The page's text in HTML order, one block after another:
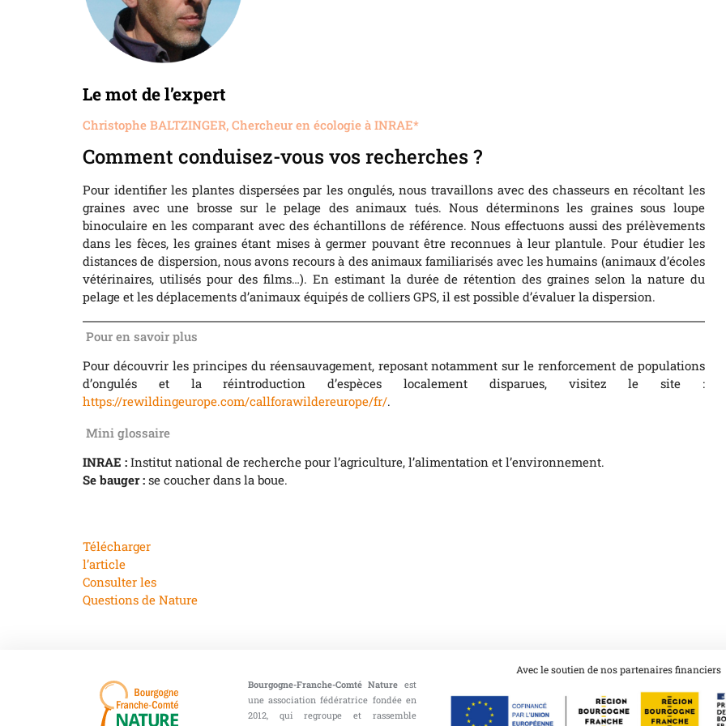
Le mot de l’expert
Christophe BALTZINGER, Chercheur en écologie à INRAE*
Comment conduisez-vous vos recherches ?
Pour identifier les plantes dispersées par les ongulés, nous travaillons avec des chasseurs en récoltant les
graines avec une brosse sur le pelage des animaux tués. Nous déterminons les graines sous loupe
binoculaire en les comparant avec des échantillons de référence. Nous effectuons aussi des prélèvements
dans les fèces, les graines étant mises à germer pouvant être reconnues à leur plantule. Pour étudier les
distances de dispersion, nous avons recours à des animaux familiarisés avec les humains (animaux d’écoles
vétérinaires, utilisés pour des films…). En estimant la durée de rétention des graines selon la nature du
pelage et les déplacements d’animaux équipés de colliers GPS, il est possible d’évaluer la dispersion.
Pour en savoir plus
Pour découvrir les principes du réensauvagement, reposant notamment sur le renforcement de populations
d’ongulés et la réintroduction d’espèces localement disparues, visitez le site :
https://rewildingeurope.com/callforawildereurope/fr/.
Mini glossaire
INRAE : Institut national de recherche pour l’agriculture, l’alimentation et l’environnement.
Se bauger : se coucher dans la boue.
Télécharger
l’article
Consulter les
Questions de Nature
Bourgogne-Franche-Comté Natureest
une association fédératrice fondée en
2012, qui regroupe et rassemble
Avec le soutien de nos partenaires financiers